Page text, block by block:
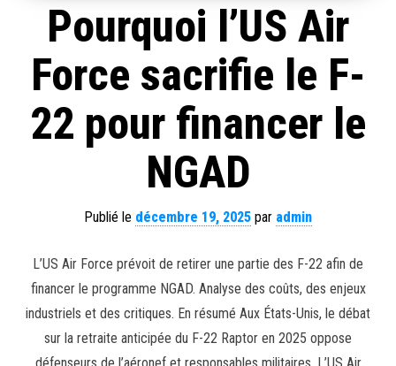
Pourquoi l’US Air
Force sacrifie le F-
22 pour financer le
NGAD
Publié le décembre 19, 2025 par admin
L’US Air Force prévoit de retirer une partie des F-22 afin de
financer le programme NGAD. Analyse des coûts, des enjeux
industriels et des critiques. En résumé Aux États-Unis, le débat
sur la retraite anticipée du F-22 Raptor en 2025 oppose